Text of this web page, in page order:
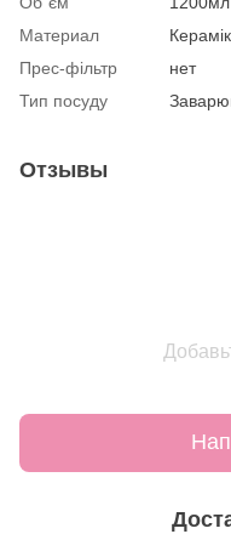
Материал
Прес-фільтр
нет
Тип посуду
Отзывы